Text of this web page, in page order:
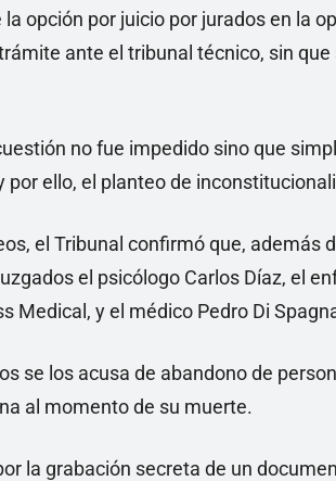
opción por juicio por jurados en la
ante el tribunal técnico, sin
no fue impedido sino que
ello, el planteo de
el Tribunal confirmó que, además
el psicólogo Carlos Díaz, el
Medical, y el médico Pedro Di
se los acusa de abandono de
al momento de su muerte.
la grabación secreta de un